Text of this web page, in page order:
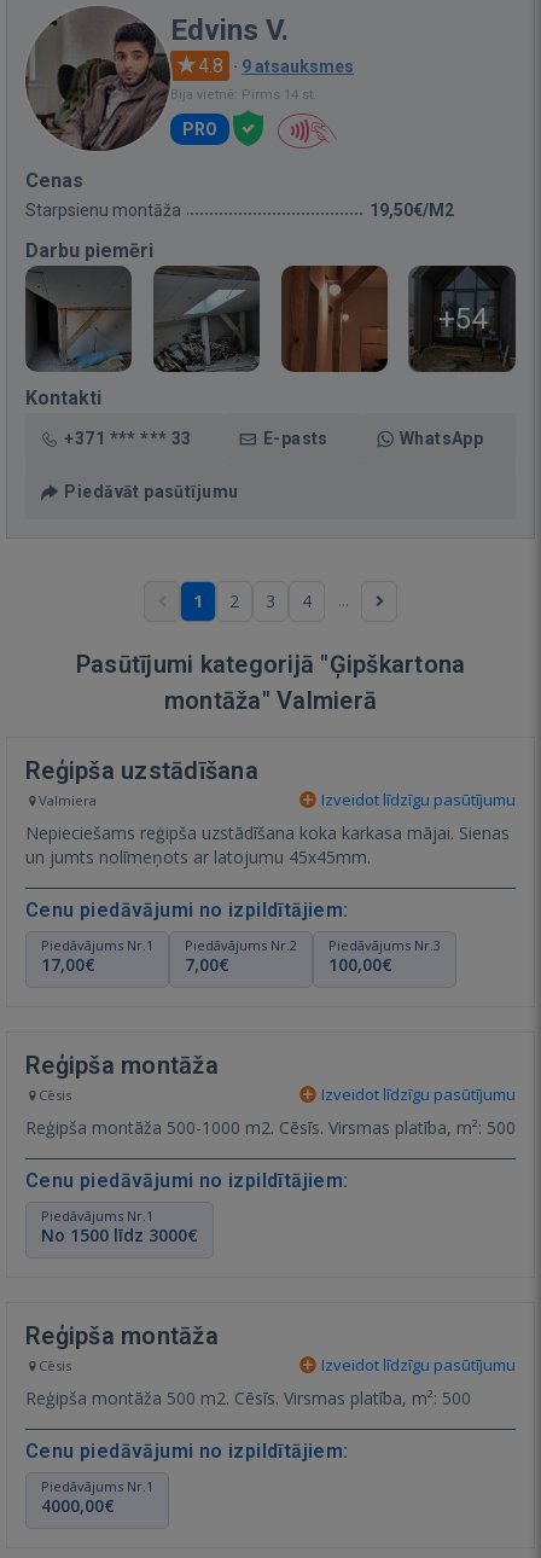
Edvins V.
4.8 · 9 atsauksmes
Bija vietnē: Pirms 14 st.
PRO
Cenas
Starpsienu montāža 19,50€/M2
Darbu piemēri
+54
Kontakti
+371 *** *** 33 E-pasts WhatsApp
Piedāvāt pasūtījumu
1 2 3 4 ...
Pasūtījumi kategorijā "Ģipškartona
montāža" Valmierā
Reģipša uzstādīšana
Valmiera Izveidot līdzīgu pasūtījumu
Nepieciešams reģipša uzstādīšana koka karkasa mājai. Sienas
un jumts nolīmeņots ar latojumu 45x45mm.
Cenu piedāvājumi no izpildītājiem:
Piedāvājums Nr.1
17,00€
Piedāvājums Nr.2
7,00€
Piedāvājums Nr.3
100,00€
Reģipša montāža
Cēsis Izveidot līdzīgu pasūtījumu
Reģipša montāža 500-1000 m2. Cēsīs. Virsmas platība, m²: 500
Cenu piedāvājumi no izpildītājiem:
Piedāvājums Nr.1
No 1500 līdz 3000€
Reģipša montāža
Cēsis Izveidot līdzīgu pasūtījumu
Reģipša montāža 500 m2. Cēsīs. Virsmas platība, m²: 500
Cenu piedāvājumi no izpildītājiem:
Piedāvājums Nr.1
4000,00€